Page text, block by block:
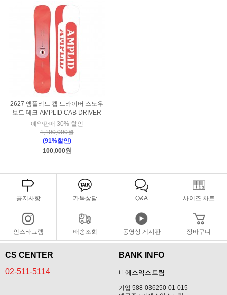
2627 앰플리드 캡 드라이버 스노우
보드 데크 AMPLID CAB DRIVER
예약판매 30% 할인
1,100,000원
(91%할인)
100,000원
공지사항 카톡상담 Q&A 사이즈 차트
인스타그램 배송조회 동영상 게시판 장바구니
CS CENTER
02-511-5114
BANK INFO
비에스익스트림
기업 588-036250-01-015